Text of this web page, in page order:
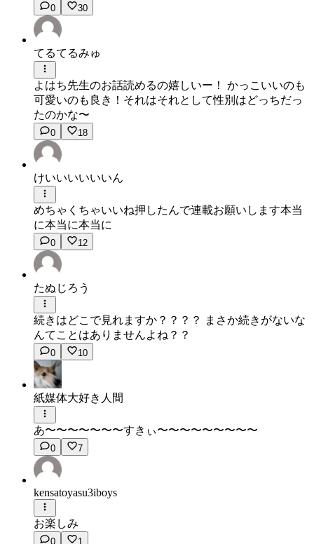
0 30
てるてるみゅ
よはち先生のお話読めるの嬉しいー！ かっこいいのも
可愛いのも良き！それはそれとして性別はどっちだっ
たのかな〜
0 18
けいいいいいいん
めちゃくちゃいいね押したんで連載お願いします本当
に本当に本当に
0 12
たぬじろう
続きはどこで見れますか？？？？ まさか続きがないな
んてことはありませんよね？？
0 10
紙媒体大好き人間
あ〜〜〜〜〜〜〜すきぃ〜〜〜〜〜〜〜〜〜
0 7
kensatoyasu3iboys
お楽しみ
0 1